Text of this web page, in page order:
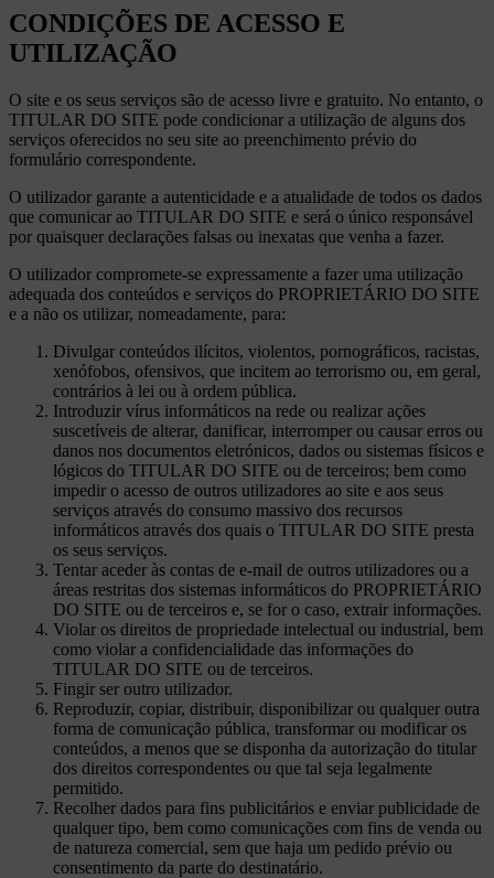
CONDIÇÕES DE ACESSO E
UTILIZAÇÃO
O site e os seus serviços são de acesso livre e gratuito. No entanto, o
TITULAR DO SITE pode condicionar a utilização de alguns dos
serviços oferecidos no seu site ao preenchimento prévio do
formulário correspondente.
O utilizador garante a autenticidade e a atualidade de todos os dados
que comunicar ao TITULAR DO SITE e será o único responsável
por quaisquer declarações falsas ou inexatas que venha a fazer.
O utilizador compromete-se expressamente a fazer uma utilização
adequada dos conteúdos e serviços do PROPRIETÁRIO DO SITE
e a não os utilizar, nomeadamente, para:
Divulgar conteúdos ilícitos, violentos, pornográficos, racistas,
xenófobos, ofensivos, que incitem ao terrorismo ou, em geral,
contrários à lei ou à ordem pública.
Introduzir vírus informáticos na rede ou realizar ações
suscetíveis de alterar, danificar, interromper ou causar erros ou
danos nos documentos eletrónicos, dados ou sistemas físicos e
lógicos do TITULAR DO SITE ou de terceiros; bem como
impedir o acesso de outros utilizadores ao site e aos seus
serviços através do consumo massivo dos recursos
informáticos através dos quais o TITULAR DO SITE presta
os seus serviços.
Tentar aceder às contas de e-mail de outros utilizadores ou a
áreas restritas dos sistemas informáticos do PROPRIETÁRIO
DO SITE ou de terceiros e, se for o caso, extrair informações.
Violar os direitos de propriedade intelectual ou industrial, bem
como violar a confidencialidade das informações do
TITULAR DO SITE ou de terceiros.
Fingir ser outro utilizador.
Reproduzir, copiar, distribuir, disponibilizar ou qualquer outra
forma de comunicação pública, transformar ou modificar os
conteúdos, a menos que se disponha da autorização do titular
dos direitos correspondentes ou que tal seja legalmente
permitido.
Recolher dados para fins publicitários e enviar publicidade de
qualquer tipo, bem como comunicações com fins de venda ou
de natureza comercial, sem que haja um pedido prévio ou
consentimento da parte do destinatário.